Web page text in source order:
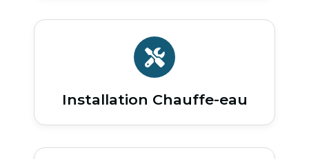
Installation Chauffe-eau